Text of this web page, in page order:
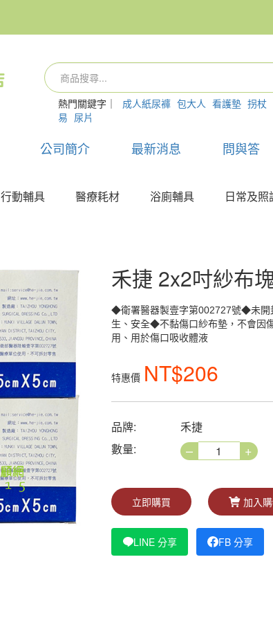
熱門關鍵字｜ 成人紙尿褲 包大人 看護墊 拐杖
易 尿片
公司簡介 最新消息 問與答
行動輔具 醫療耗材 浴廁輔具 日常及照
禾捷 2x2吋紗布
◆衛署醫器製壹字第002727號◆未
生、安全◆不黏傷口紗布墊，不會因
用、用於傷口吸收體液
特惠價 NT$206
品牌:
禾捷
數量:
– +
立即購買 加入
LINE 分享 FB 分享